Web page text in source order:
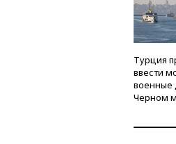
Турция
ввести
военные
Черном